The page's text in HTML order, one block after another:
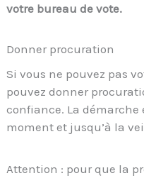
votre bureau de vote.
Donner procuration
Si vous ne pouvez pas
pouvez donner
confiance. La démarche
moment et jusqu’à la
Attention : pour que la